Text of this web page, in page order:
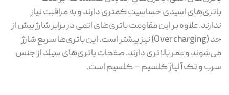
باتری‌های اسیدی حساسیت کمتری دارند و به مراقبت نیاز
ندارند. علاوه بر این مقاومت باتری‌های اتمی در برابر شارژ بیش از
حد (Over charging) نیز بیشتر است. این باتری‌ها سریع شارژ
می‌شوند و عمر بالاتری دارند. صفحات باتری‌های سیلد از جنس
سرب و تک آلیاژ کلسیم – کلسیم است.